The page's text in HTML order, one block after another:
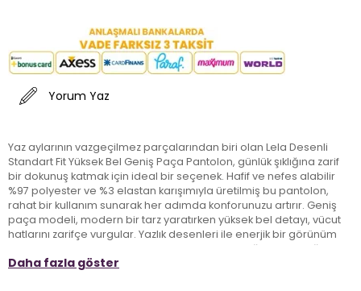
Yorum Yaz
Yaz aylarının vazgeçilmez parçalarından biri olan Lela Desenli
Standart Fit Yüksek Bel Geniş Paça Pantolon, günlük şıklığına zarif
bir dokunuş katmak için ideal bir seçenek. Hafif ve nefes alabilir
%97 polyester ve %3 elastan karışımıyla üretilmiş bu pantolon,
rahat bir kullanım sunarak her adımda konforunuzu artırır. Geniş
paça modeli, modern bir tarz yaratırken yüksek bel detayı, vücut
hatlarını zarifçe vurgular. Yazlık desenleri ile enerjik bir görünüm
sunan bu pantolon, casual kombinlerinizde şıklığı ve rahatlığı bir
arada arayanlar için mükemmel bir tercih. Standart fit kalıbı
Daha fazla göster